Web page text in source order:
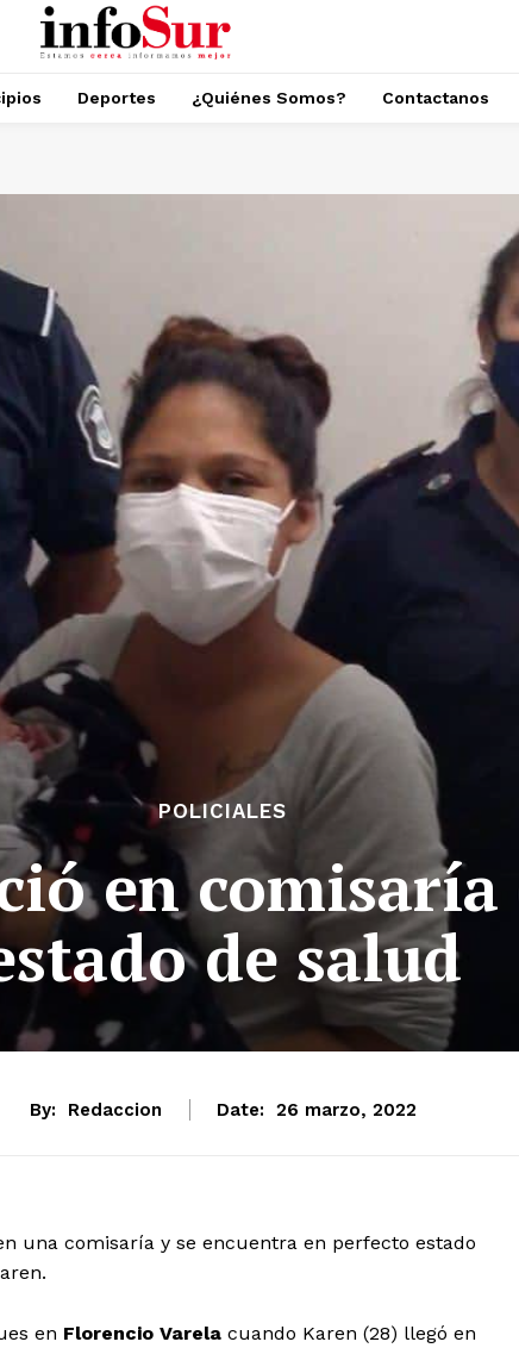
Deportes ¿Quiénes Somos? Contactanos
POLICIALES
en comisaría
de salud
By: Redaccion Date: 26 marzo, 2022
una comisaría y se encuentra en perfecto estado
en Florencio Varela cuando Karen (28) llegó en